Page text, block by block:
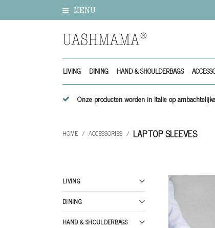
MENU
LIVING DINING HAND & SHOULDERBAGS
Onze producten worden in Italie op
HOME / ACCESSORIES / LAPTOP SLEEVES
LIVING
DINING
HAND & SHOULDERBAGS